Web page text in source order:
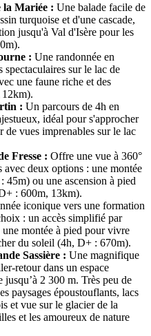
la Mariée : Une balade facile de
turquoise et d'une cascade,
jusqu'à Val d'Isère pour les
: Une randonnée en
sur le lac de
une faune riche et des
12km).
: Un parcours de 4h en
idéal pour s'approcher
de vues imprenables sur le lac
Fresse : Offre une vue à 360°
avec deux options : une montée
45m) ou une ascension à pied
: 600m, 13km).
iconique vers une formation
: un accès simplifié par
montée à pied pour vivre
du soleil (4h, D+ : 670m).
Sassière : Une magnifique
retour dans un espace
2 300 m. Très peu de
paysages époustouflants, lacs
et vue sur le glacier de la
et les amoureux de nature